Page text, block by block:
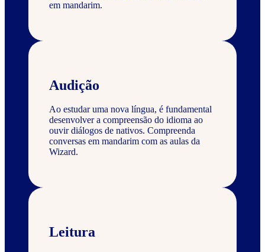
em mandarim.
Audição
Ao estudar uma nova língua, é fundamental
desenvolver a compreensão do idioma ao
ouvir diálogos de nativos. Compreenda
conversas em mandarim com as aulas da
Wizard.
Leitura